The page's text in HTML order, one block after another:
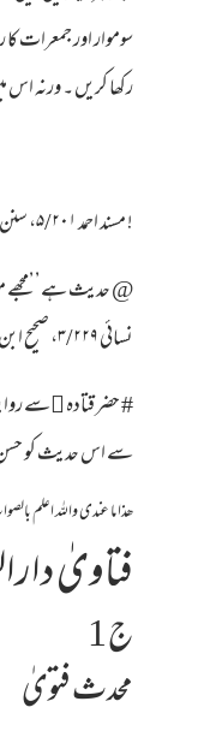
رکھا کریں ۔ ورنہ اس
! مسند احمد ۵/۲۰۱، سنن مجتبیٰ نسائی ۴/۲۰۱، ابن ابی شیبہ ۳/۱۰۳، ابو یعلی ، ابن زنجویہ ، ابن ابی عاصم ، باوردی ، سعید بن مصنور۔دیکھئے کنز العمال۸/۲۵۵۔
نسائی ۳/۲۲۹، صحیح ابن خزیمہ حدیث نمبر: ۲۱۲۲ یہ حدیث حضرت ابو ہریرہ﷜ سے مروی ہے۔
سے اس حدیث کو حسن قرار دیا۔ سنن
ھذا ما عندی واللہ اعلم
فتاویٰ
ج 1
محدث فتویٰ